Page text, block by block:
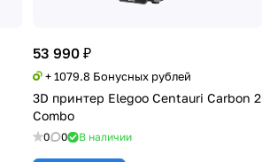
53 990 ₽
+ 1079.8 Бонусных рублей
3D принтер Elegoo Centauri Carbon 2
Combo
0 0 В наличии